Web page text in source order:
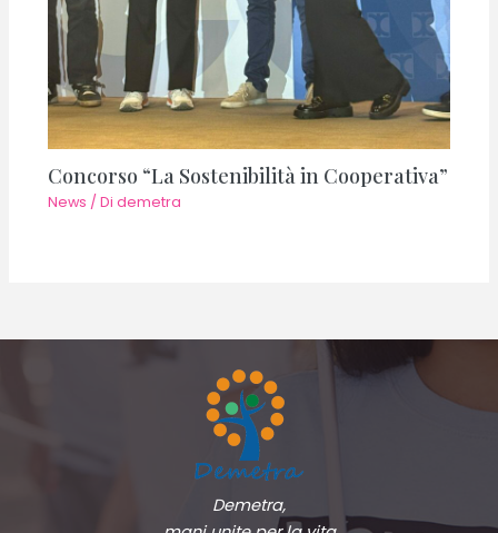
Concorso “La Sostenibilità in Cooperativa”
News / Di demetra
Demetra,